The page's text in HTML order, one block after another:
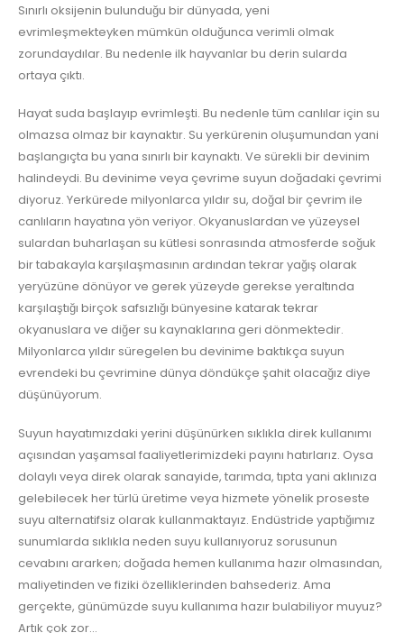
Sınırlı oksijenin bulunduğu bir dünyada, yeni
evrimleşmekteyken mümkün olduğunca verimli olmak
zorundaydılar. Bu nedenle ilk hayvanlar bu derin sularda
ortaya çıktı.
Hayat suda başlayıp evrimleşti. Bu nedenle tüm canlılar için su
olmazsa olmaz bir kaynaktır. Su yerkürenin oluşumundan yani
başlangıçta bu yana sınırlı bir kaynaktı. Ve sürekli bir devinim
halindeydi. Bu devinime veya çevrime suyun doğadaki çevrimi
diyoruz. Yerkürede milyonlarca yıldır su, doğal bir çevrim ile
canlıların hayatına yön veriyor. Okyanuslardan ve yüzeysel
sulardan buharlaşan su kütlesi sonrasında atmosferde soğuk
bir tabakayla karşılaşmasının ardından tekrar yağış olarak
yeryüzüne dönüyor ve gerek yüzeyde gerekse yeraltında
karşılaştığı birçok safsızlığı bünyesine katarak tekrar
okyanuslara ve diğer su kaynaklarına geri dönmektedir.
Milyonlarca yıldır süregelen bu devinime baktıkça suyun
evrendeki bu çevrimine dünya döndükçe şahit olacağız diye
düşünüyorum.
Suyun hayatımızdaki yerini düşünürken sıklıkla direk kullanımı
açısından yaşamsal faaliyetlerimizdeki payını hatırlarız. Oysa
dolaylı veya direk olarak sanayide, tarımda, tıpta yani aklınıza
gelebilecek her türlü üretime veya hizmete yönelik proseste
suyu alternatifsiz olarak kullanmaktayız. Endüstride yaptığımız
sunumlarda sıklıkla neden suyu kullanıyoruz sorusunun
cevabını ararken; doğada hemen kullanıma hazır olmasından,
maliyetinden ve fiziki özelliklerinden bahsederiz. Ama
gerçekte, günümüzde suyu kullanıma hazır bulabiliyor muyuz?
Artık çok zor…